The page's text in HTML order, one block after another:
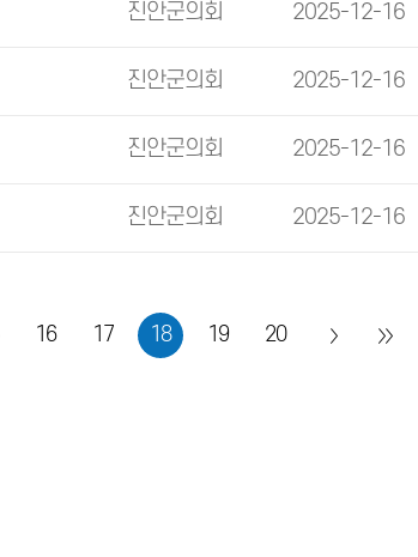
진안군의회 2025-12-16
진안군의회 2025-12-16
진안군의회 2025-12-16
진안군의회 2025-12-16
16 17 18 19 20